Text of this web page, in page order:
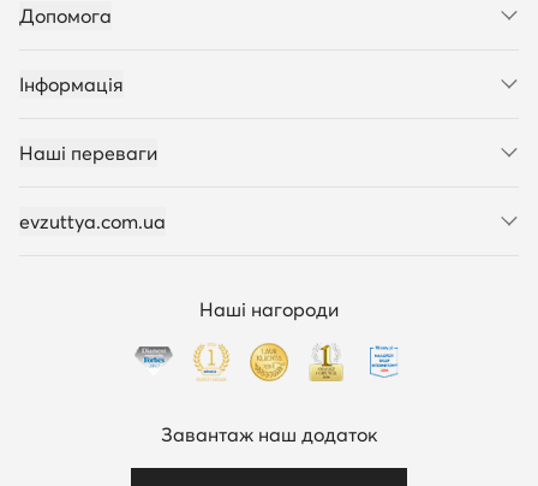
Допомога
Інформація
Наші переваги
evzuttya.com.ua
Наші нагороди
Завантаж наш додаток